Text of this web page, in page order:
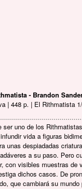
- Brandon
| 448 p. | El Rithmatista
ser uno de los
vida a figuras
unas despiadadas
a su paso. Pero
con visibles muestras
dichos casos. De
que cambiará su mundo